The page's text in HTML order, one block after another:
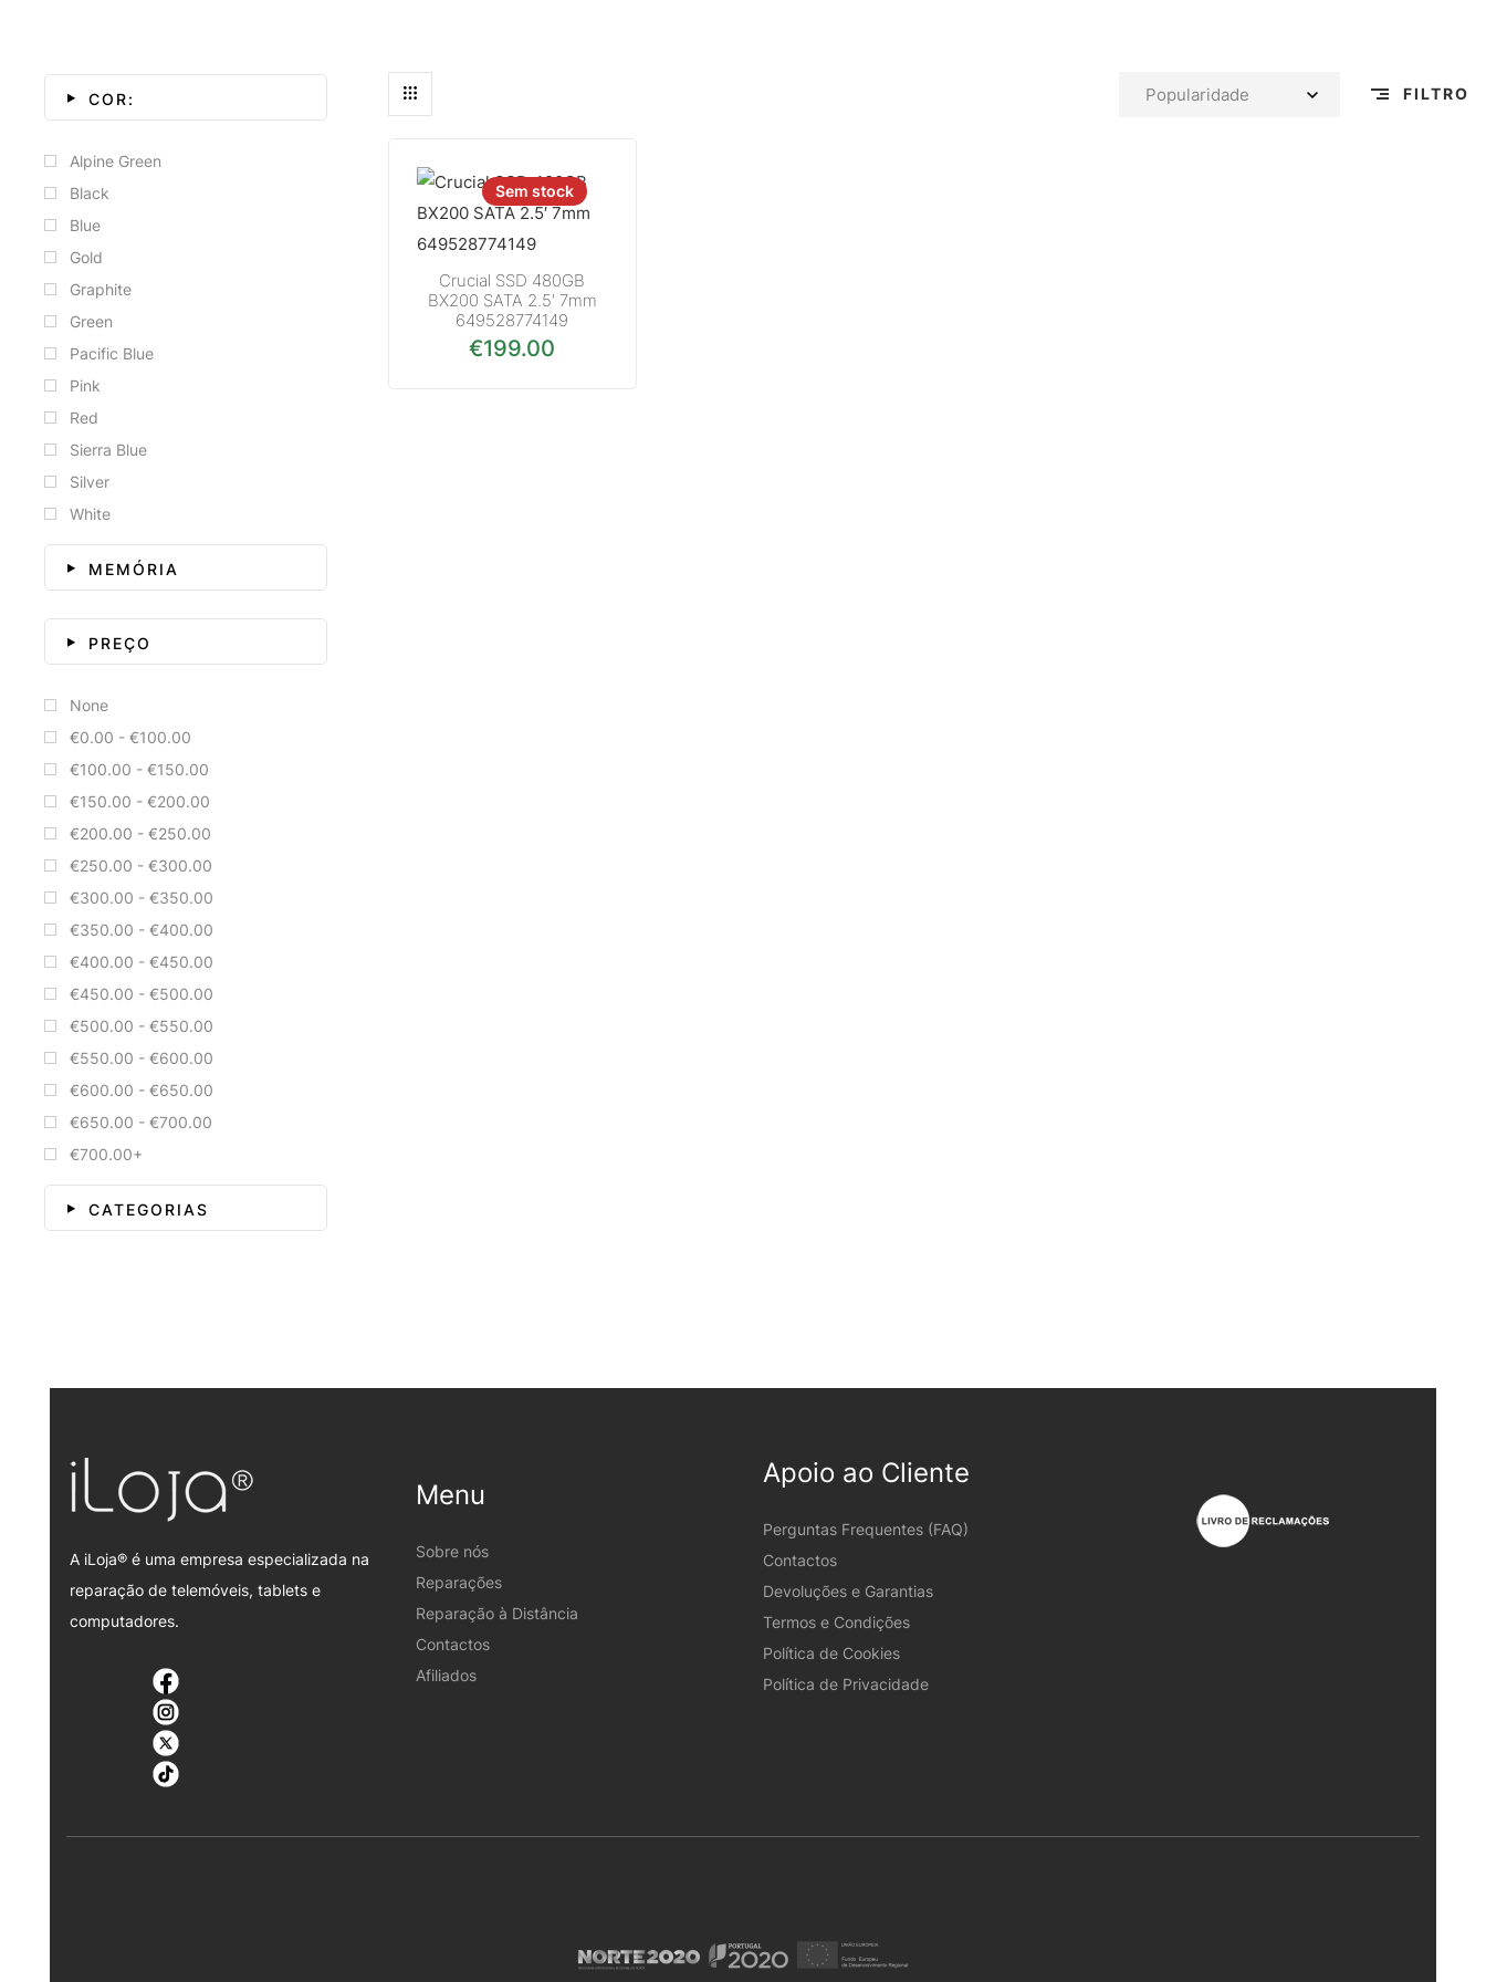
FILTRO
Sem stock
Crucial SSD 480GB
BX200 SATA 2.5′ 7mm
649528774149
€199.00
COR:
Alpine Green
Black
Blue
Gold
Graphite
Green
Pacific Blue
Pink
Red
Sierra Blue
Silver
White
MEMÓRIA
PREÇO
None
€0.00 - €100.00
€100.00 - €150.00
€150.00 - €200.00
€200.00 - €250.00
€250.00 - €300.00
€300.00 - €350.00
€350.00 - €400.00
€400.00 - €450.00
€450.00 - €500.00
€500.00 - €550.00
€550.00 - €600.00
€600.00 - €650.00
€650.00 - €700.00
€700.00+
CATEGORIAS
A iLoja® é uma empresa especializada na
reparação de telemóveis, tablets e
computadores.
Menu
Sobre nós
Reparações
Reparação à Distância
Contactos
Afiliados
Apoio ao Cliente
Perguntas Frequentes (FAQ)
Contactos
Devoluções e Garantias
Termos e Condições
Política de Cookies
Política de Privacidade